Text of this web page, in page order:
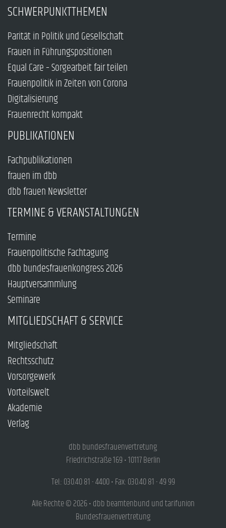
SCHWERPUNKTTHEMEN
Parität in Politik und Gesellschaft
Frauen in Führungspositionen
Equal Care – Sorgearbeit fair teilen
Frauenpolitik in Zeiten von Corona
Digitalisierung
Frauenrecht kompakt
PUBLIKATIONEN
Fachpublikationen
frauen im dbb
dbb frauen Newsletter
TERMINE & VERANSTALTUNGEN
Termine
Frauenpolitische Fachtagung
dbb bundesfrauenkongress 2026
Hauptversammlung
Seminare
MITGLIEDSCHAFT & SERVICE
Mitgliedschaft
Rechtsschutz
Vorsorgewerk
Vorteilswelt
Akademie
Verlag
dbb bundesfrauenvertretung
Friedrichstraße 169 • 10117 Berlin
Tel.: 030.40 81 - 4400 • Fax: 030.40 81 - 49 99
Alle Rechte © 2026 • dbb beamtenbund und tarifunion
Bundesfrauenvertretung